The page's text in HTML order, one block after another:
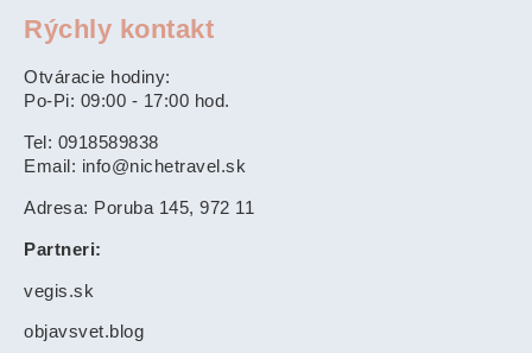
Rýchly kontakt
Otváracie hodiny:
Po-Pi: 09:00 - 17:00 hod.
Tel: 0918589838
Email: info@nichetravel.sk
Adresa: Poruba 145, 972 11
Partneri:
vegis.sk
objavsvet.blog